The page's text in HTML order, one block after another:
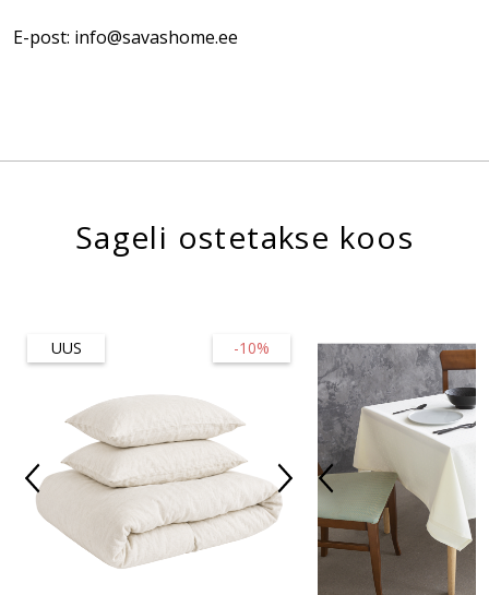
E-post: info@savashome.ee
Sageli ostetakse koos
-10%
UUS